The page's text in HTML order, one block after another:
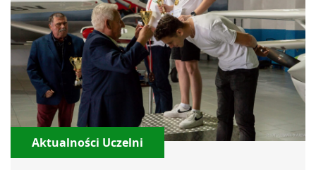
Aktualności Uczelni